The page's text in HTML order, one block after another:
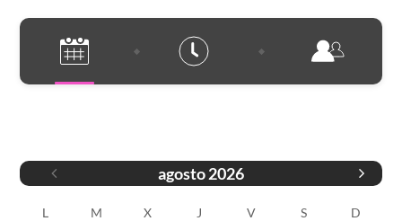
agosto2026
L M X J V S D